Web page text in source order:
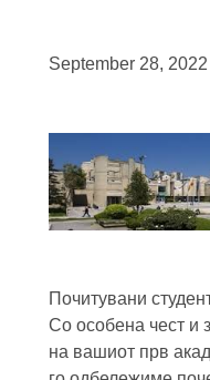
September 28, 2022
Почитувани
Со особена чест и
на вашиот прв